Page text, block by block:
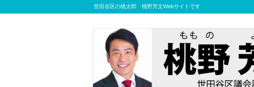
世田谷区の桃太郎 桃野芳文Webサイトです